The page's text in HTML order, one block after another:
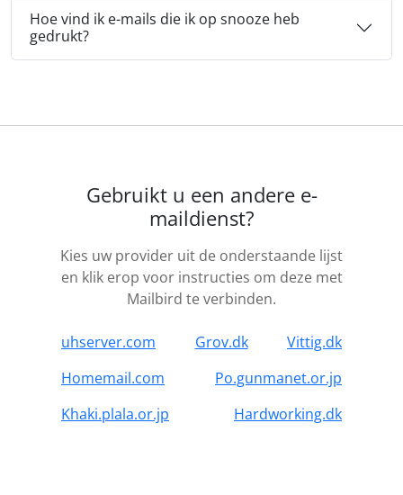
Hoe vind ik e-mails die ik op snooze heb
gedrukt?
Gebruikt u een andere e-
maildienst?
Kies uw provider uit de onderstaande lijst
en klik erop voor instructies om deze met
Mailbird te verbinden.
uhserver.com Grov.dk
Vittig.dk
Homemail.com
Po.gunmanet.or.jp
Khaki.plala.or.jp
Hardworking.dk